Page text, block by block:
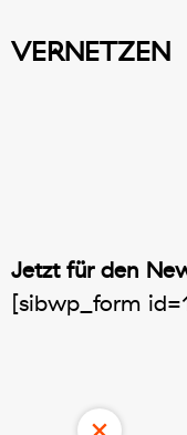
VERNETZEN
Jetzt für den
[sibwp_form